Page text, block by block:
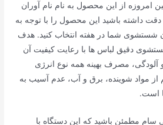
امروزه از این محصول به نام نام آوران
دقت داشته باشید این محصول را با توجه به
شستشوی شما در هفته انتخاب کنید. هدف
دقیق لباس ها با رعایت کیفیت آن
و آلودگی، مصرف بهینه همه نوع انرژی
مواد شوینده، برق و آب، عدم آسیب به
است.
سام مطمئن باشید که این دستگاه با